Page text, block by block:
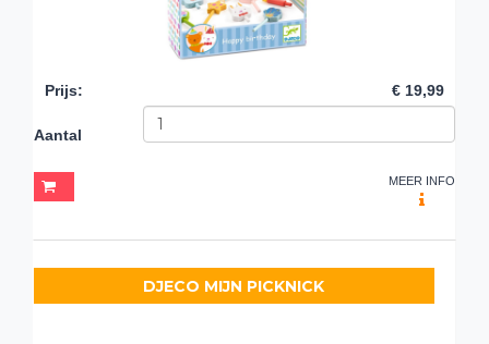
Prijs: € 19,99
Aantal
MEER INFO
DJECO MIJN PICKNICK